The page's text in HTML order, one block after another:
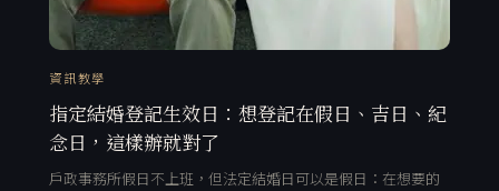
資訊教學
指定結婚登記生效日：想登記在假日、吉日、紀
念日，這樣辦就對了
戶政事務所假日不上班，但法定結婚日可以是假日：在想要的